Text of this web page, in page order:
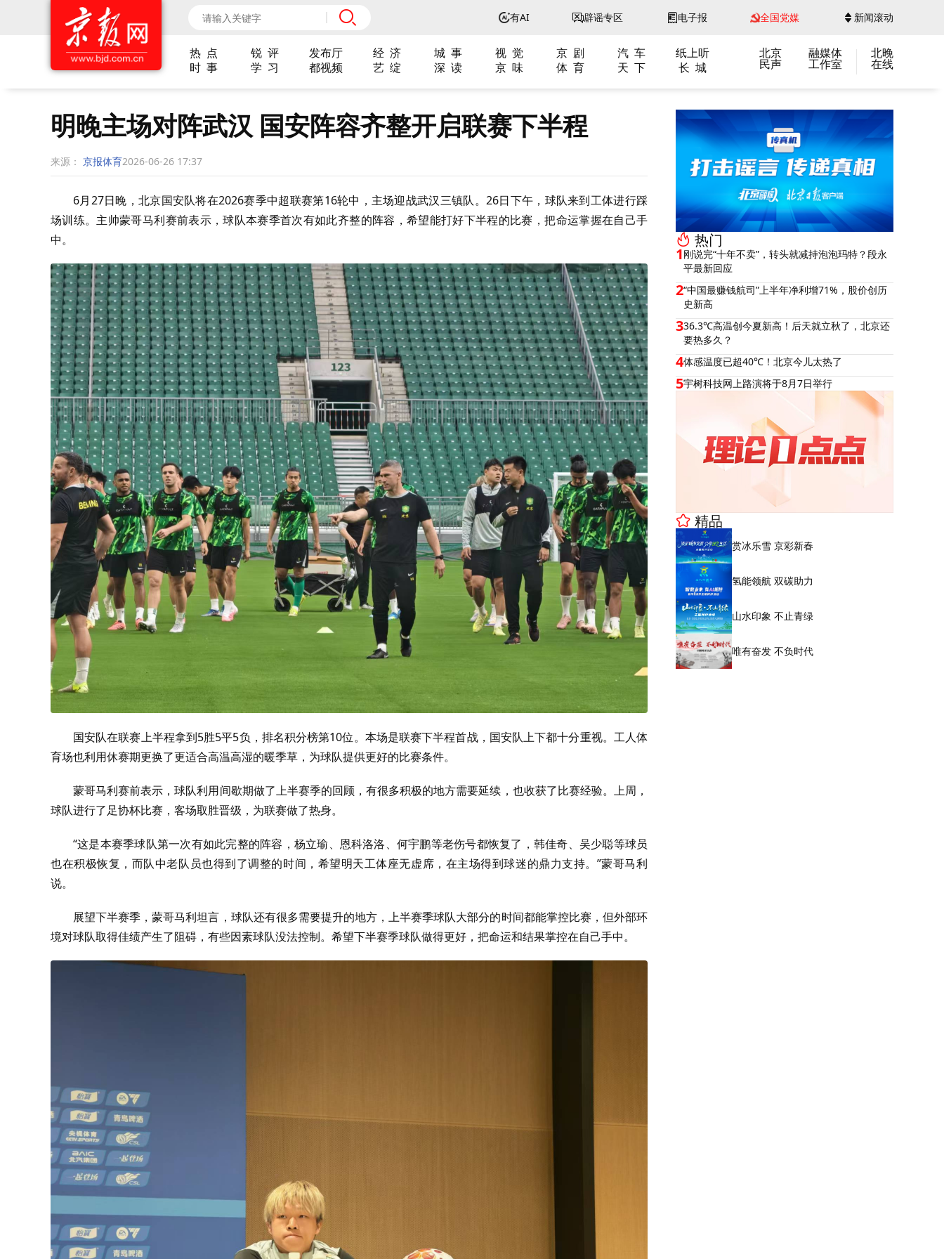
有AI 辟谣专区 电子报 全国党媒 新闻滚动
热 点 锐 评 发布厅 经 济 城 事 视 觉 京 剧 汽 车
纸上听
时 事
学 习 都视频 艺 绽 深 读 京 味 体 育 天 下 长 城
北京
民声
融媒体
工作室
北晚
在线
明晚主场对阵武汉 国安阵容齐整开启联赛下半程
来源： 京报体育2026-06-26 17:37
6月27日晚，北京国安队将在2026赛季中超联赛第16轮中，主场迎战武汉三镇队。26日下午，球队来到工体进行踩
场训练。主帅蒙哥马利赛前表示，球队本赛季首次有如此齐整的阵容，希望能打好下半程的比赛，把命运掌握在自己手
中。
国安队在联赛上半程拿到5胜5平5负，排名积分榜第10位。本场是联赛下半程首战，国安队上下都十分重视。工人体
育场也利用休赛期更换了更适合高温高湿的暖季草，为球队提供更好的比赛条件。
蒙哥马利赛前表示，球队利用间歇期做了上半赛季的回顾，有很多积极的地方需要延续，也收获了比赛经验。上周，
球队进行了足协杯比赛，客场取胜晋级，为联赛做了热身。
“这是本赛季球队第一次有如此完整的阵容，杨立瑜、恩科洛洛、何宇鹏等老伤号都恢复了，韩佳奇、吴少聪等球员
也在积极恢复，而队中老队员也得到了调整的时间，希望明天工体座无虚席，在主场得到球迷的鼎力支持。”蒙哥马利
说。
展望下半赛季，蒙哥马利坦言，球队还有很多需要提升的地方，上半赛季球队大部分的时间都能掌控比赛，但外部环
境对球队取得佳绩产生了阻碍，有些因素球队没法控制。希望下半赛季球队做得更好，把命运和结果掌控在自己手中。
热门
1刚说完“十年不卖”，转头就减持泡泡玛特？段永
平最新回应
2“中国最赚钱航司”上半年净利增71%，股价创历
史新高
336.3℃高温创今夏新高！后天就立秋了，北京还
要热多久？
4体感温度已超40℃！北京今儿太热了
5宇树科技网上路演将于8月7日举行
精品
赏冰乐雪 京彩新春
氢能领航 双碳助力
山水印象 不止青绿
唯有奋发 不负时代